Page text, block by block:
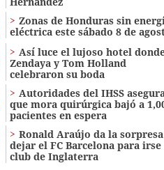
Zonas de Honduras sin
eléctrica este sábado 8 de
Así luce el lujoso hotel
Zendaya y Tom Holland
celebraron su boda
Autoridades del IHSS
que mora quirúrgica bajó a
pacientes en espera
Ronald Araújo da la
dejar el FC Barcelona para irse
club de Inglaterra